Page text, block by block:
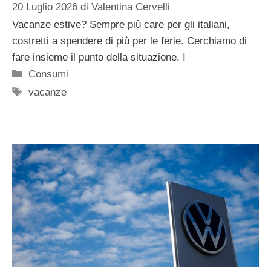
20 Luglio 2026 di Valentina Cervelli
Vacanze estive? Sempre più care per gli italiani,
costretti a spendere di più per le ferie. Cerchiamo di
fare insieme il punto della situazione. I
Categorie
Consumi
Tag
vacanze